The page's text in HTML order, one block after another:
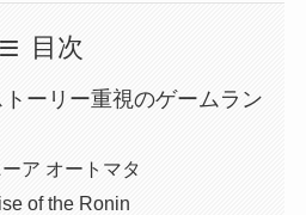
目次
ーリー重視のゲームラン
ア オートマタ
of the Ronin